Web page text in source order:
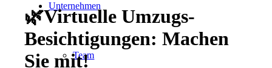
Unternehmen
Team
🌿Virtuelle Umzugs-
Besichtigungen: Machen
Sie mit!